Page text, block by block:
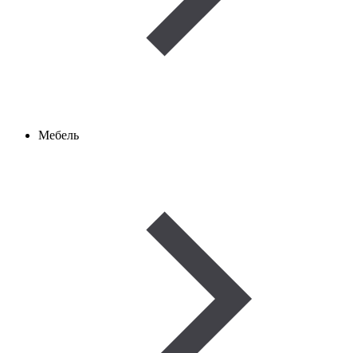
Мебель